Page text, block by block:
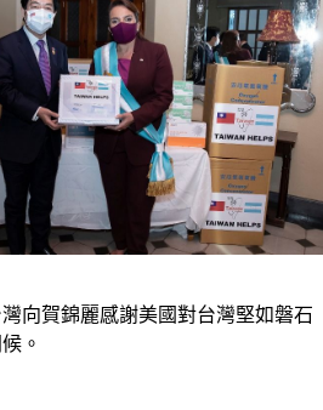
向賀錦麗感謝美國對台灣堅如磐石
。